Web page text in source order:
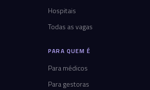
Hospitais
Todas as vagas
PARA QUEM É
Para médicos
Para gestoras